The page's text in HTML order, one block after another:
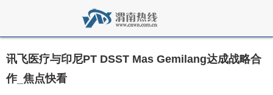
讯飞医疗与印尼PT DSST Mas Gemilang达成战略合
作_焦点快看